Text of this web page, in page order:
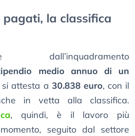
pagati, la classifica
dall’inquadramento
medio annuo di un
attesta a 30.838 euro, con il
in vetta alla classifica.
, quindi, è il lavoro più
seguito dal settore